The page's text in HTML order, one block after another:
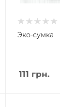
Эко-сумка
111 грн.